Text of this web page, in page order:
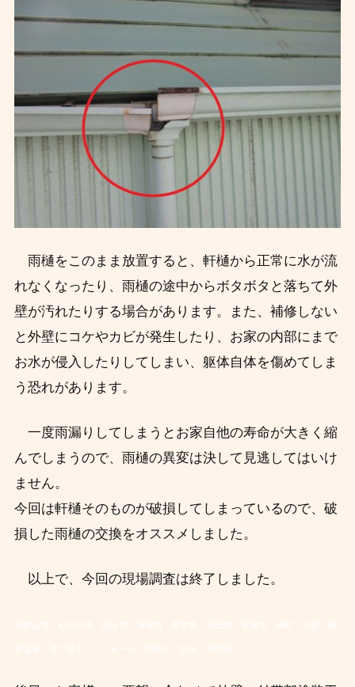
雨樋をこのまま放置すると、軒樋から正常に水が流
れなくなったり、雨樋の途中からボタボタと落ちて外
壁が汚れたりする場合があります。また、 補修しない
と外壁にコケやカビが発生したり、お家の内部にまで
お水が侵入したりしてしまい、躯体自体を傷めてしま
う恐れがあります。
一度雨漏りしてしまうとお家自他の寿命が大きく縮
んでしまうので、雨樋の異変は決して見逃してはいけ
ません。
今回は軒樋そのものが破損してしまっているので、破
損した雨樋の交換をオススメしました。
以上で、今回の現場調査は終了しました。